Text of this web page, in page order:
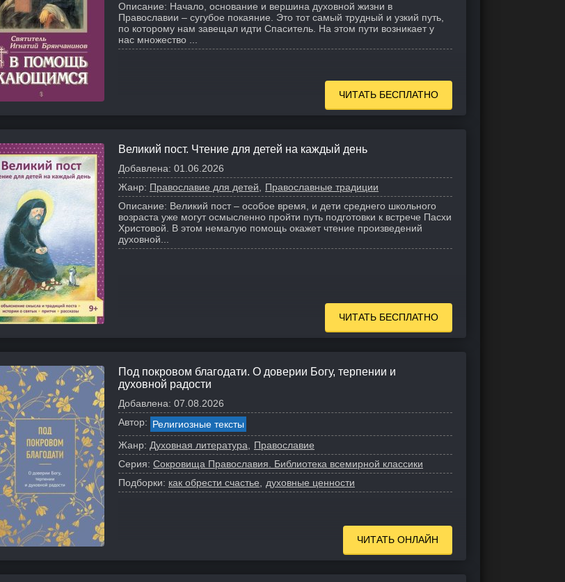
Описание: Начало, основание и вершина духовной жизни в
Православии – сугубое покаяние. Это тот самый трудный и узкий путь,
по которому нам завещал идти Спаситель. На этом пути возникает у
нас множество ...
ЧИТАТЬ БЕСПЛАТНО
Великий пост. Чтение для детей на каждый день
Добавлена: 01.06.2026
Жанр: Православие для детей
Православные традиции
Описание: Великий пост – особое время, и дети среднего школьного
возраста уже могут осмысленно пройти путь подготовки к встрече Пасхи
Христовой. В этом немалую помощь окажет чтение произведений
духовной...
ЧИТАТЬ БЕСПЛАТНО
Под покровом благодати. О доверии Богу, терпении и
духовной радости
Добавлена: 07.08.2026
Автор: Религиозные тексты
Жанр: Духовная литература
Православие
Серия: Сокровища Православия. Библиотека всемирной классики
Подборки: как обрести счастье духовные ценности
ЧИТАТЬ ОНЛАЙН